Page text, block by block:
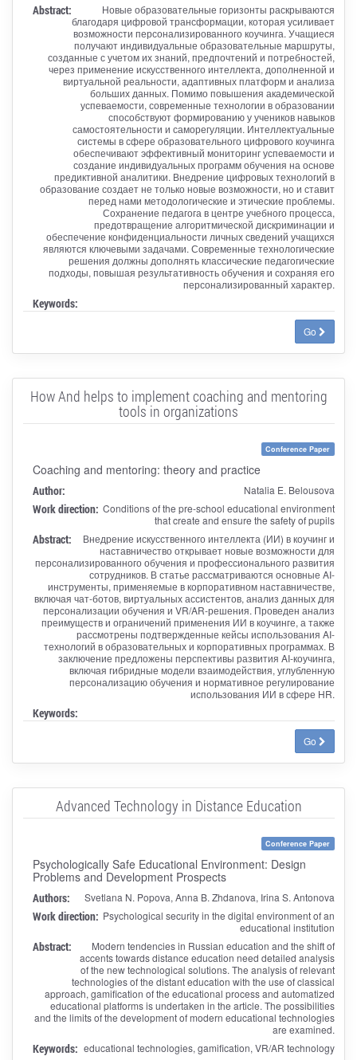
Abstract:
Новые образовательные горизонты раскрываются
благодаря цифровой трансформации, которая усиливает
возможности персонализированного коучинга. Учащиеся
получают индивидуальные образовательные маршруты,
созданные с учетом их знаний, предпочтений и потребностей,
через применение искусственного интеллекта, дополненной и
виртуальной реальности, адаптивных платформ и анализа
больших данных. Помимо повышения академической
успеваемости, современные технологии в образовании
способствуют формированию у учеников навыков
самостоятельности и саморегуляции. Интеллектуальные
системы в сфере образовательного цифрового коучинга
обеспечивают эффективный мониторинг успеваемости и
создание индивидуальных программ обучения на основе
предиктивной аналитики. Внедрение цифровых технологий в
образование создает не только новые возможности, но и ставит
перед нами методологические и этические проблемы.
Сохранение педагога в центре учебного процесса,
предотвращение алгоритмической дискриминации и
обеспечение конфиденциальности личных сведений учащихся
являются ключевыми задачами. Современные технологические
решения должны дополнять классические педагогические
подходы, повышая результативность обучения и сохраняя его
персонализированный характер.
Keywords:
Go
How And helps to implement coaching and mentoring
tools in organizations
Conference Paper
Coaching and mentoring: theory and practice
Author: Natalia E. Belousova
Work direction: Conditions of the pre-school educational environment
that create and ensure the safety of pupils
Abstract:
Внедрение искусственного интеллекта (ИИ) в коучинг и
наставничество открывает новые возможности для
персонализированного обучения и профессионального развития
сотрудников. В статье рассматриваются основные AI-
инструменты, применяемые в корпоративном наставничестве,
включая чат-ботов, виртуальных ассистентов, анализ данных для
персонализации обучения и VR/AR-решения. Проведен анализ
преимуществ и ограничений применения ИИ в коучинге, а также
рассмотрены подтвержденные кейсы использования AI-
технологий в образовательных и корпоративных программах. В
заключение предложены перспективы развития AI-коучинга,
включая гибридные модели взаимодействия, углубленную
персонализацию обучения и нормативное регулирование
использования ИИ в сфере HR.
Keywords:
Go
Advanced Technology in Distance Education
Conference Paper
Psychologically Safe Educational Environment: Design
Problems and Development Prospects
Authors: Svetlana N. Popova, Anna B. Zhdanova, Irina S. Antonova
Work direction: Psychological security in the digital environment of an
educational institution
Abstract:
Modern tendencies in Russian education and the shift of
accents towards distance education need detailed analysis
of the new technological solutions. The analysis of relevant
technologies of the distant education with the use of classical
approach, gamification of the educational process and automatized
educational platforms is undertaken in the article. The possibilities
and the limits of the development of modern educational technologies
are examined.
Keywords: educational technologies, gamification, VR/AR technology